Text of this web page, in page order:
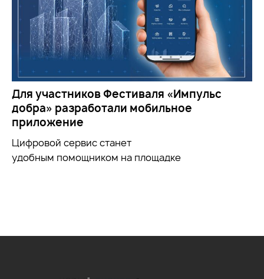
Для участников Фестиваля «Импульс
добра» разработали мобильное
приложение
Цифровой сервис станет
удобным помощником на площадке